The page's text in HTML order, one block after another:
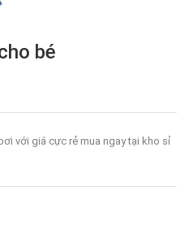
bé
với giá cực rẻ mua ngay tại kho sỉ